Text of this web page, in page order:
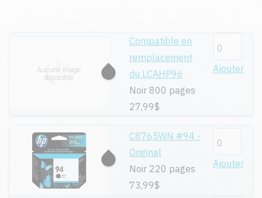
Compatible en
remplacement
du LCAHP96
Noir 800 pages
27,99$
Ajouter
C8765WN #94 -
Original
Noir 220 pages
73,99$
Ajouter